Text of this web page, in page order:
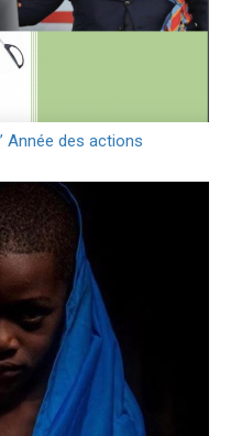
Année des actions